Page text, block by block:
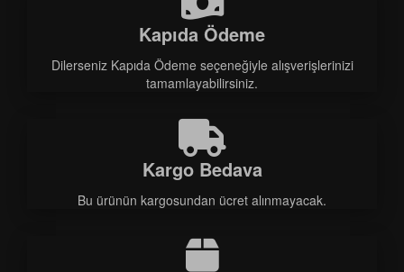
Kapıda Ödeme
Dilerseniz Kapıda Ödeme seçeneğiyle alışverişlerinizi
tamamlayabilirsiniz.
Kargo Bedava
Bu ürünün kargosundan ücret alınmayacak.